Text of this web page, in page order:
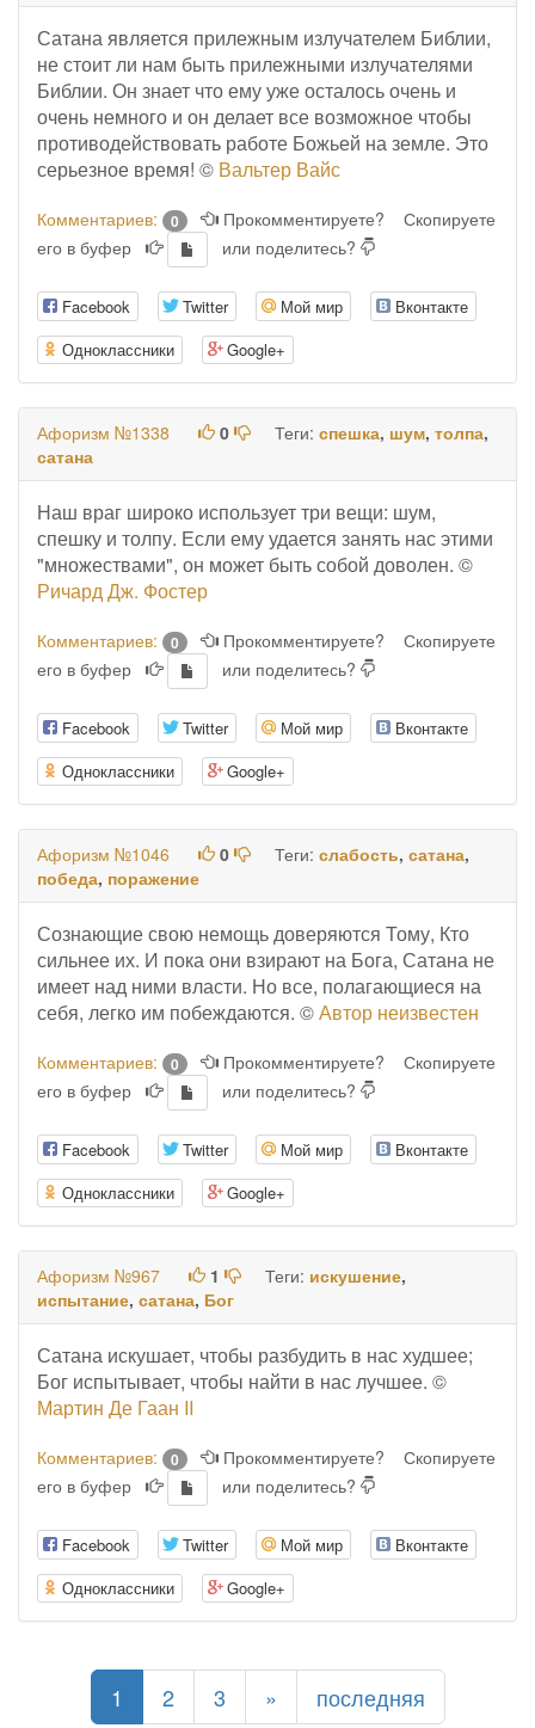
Сатана является прилежным излучателем Библии,
не стоит ли нам быть прилежными излучателями
Библии. Он знает что ему уже осталось очень и
очень немного и он делает все возможное чтобы
противодействовать работе Божьей на земле. Это
серьезное время! © Вальтер Вайс
Комментариев: 0 Прокомментируете?
Скопируете
его в буфер
или поделитесь?
Facebook Twitter Мой мир
Вконтакте
Одноклассники
Google+
Афоризм №1338 0 Теги: спешка, шум, толпа,
сатана
Наш враг широко использует три вещи: шум,
спешку и толпу. Если ему удается занять нас этими
"множествами", он может быть собой доволен. ©
Ричард Дж. Фостер
Комментариев: 0 Прокомментируете?
Скопируете
его в буфер
или поделитесь?
Facebook Twitter Мой мир
Вконтакте
Одноклассники
Google+
Афоризм №1046 0 Теги: слабость, сатана,
победа, поражение
Сознающие свою немощь доверяются Тому, Кто
сильнее их. И пока они взирают на Бога, Сатана не
имеет над ними власти. Но все, полагающиеся на
себя, легко им побеждаются. ©Автор неизвестен
Комментариев: 0 Прокомментируете?
Скопируете
его в буфер
или поделитесь?
Facebook Twitter Мой мир
Вконтакте
Одноклассники
Google+
Афоризм №967 1 Теги: искушение,
испытание, сатана, Бог
Сатана искушает, чтобы разбудить в нас худшее;
Бог испытывает, чтобы найти в нас лучшее. ©
Мартин Де Гаан II
Комментариев: 0 Прокомментируете?
Скопируете
его в буфер
или поделитесь?
Facebook Twitter Мой мир
Вконтакте
Одноклассники
Google+
1 (current)
2 3 » последняя